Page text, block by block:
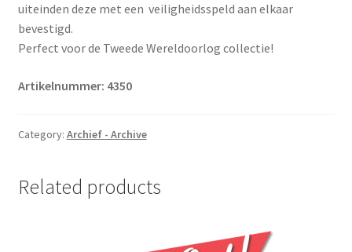
uiteinden deze met een veiligheidsspeld aan elkaar
bevestigd.
Perfect voor de Tweede Wereldoorlog collectie!
Artikelnummer: 4350
Category: Archief - Archive
Related products